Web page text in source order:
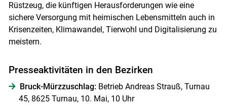
Skip to main content
Rüstzeug, die künftigen Herausforderungen wie eine
sichere Versorgung mit heimischen Lebensmitteln auch in
Krisenzeiten, Klimawandel, Tierwohl und Digitalisierung zu
meistern.
Presseaktivitäten in den Bezirken
Bruck-Mürzzuschlag: Betrieb Andreas Strauß, Turnau
45, 8625 Turnau, 10. Mai, 10 Uhr